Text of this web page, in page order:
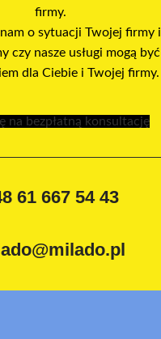
firmy.
o sytuacji Twojej firmy i
czy nasze usługi mogą być
dla Ciebie i Twojej firmy.
na bezpłatną konsultację
61 667 54 43